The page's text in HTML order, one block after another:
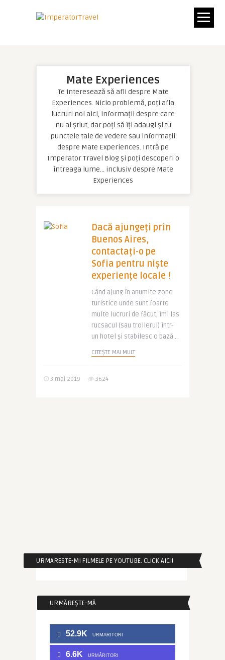
Mate Experiences
Te interesează să afli despre Mate
Experiences. Nicio problemă, poți afla
lucruri noi aici, informații despre care
nu ai știut, dar poți să îți adaugi și tu
punctele tale de vedere sau informații
despre Mate Experiences. Intră pe
Imperator Travel Blog și poți descoperi o
întreaga lume… inclusiv despre Mate
Experiences
Dacă ajungeți prin
Buenos Aires,
contactați-o pe
Sofia pentru niște
experiențe locale !
Când ajung în anumite zone
turistice unde sunt foarte
multe lucruri de făcut, îmi las
rucsacul (sau trollerul) într-
un hotel și stabilesc o bază ..
CITEȘTE MAI MULT
3 mai 2019 3624
URMARESTE-MI FILMELE PE YOUTUBE. CLICK AICI!
URMĂREȘTE-MĂ
52.9K URMARITORI
6.6K URMĂRITORI